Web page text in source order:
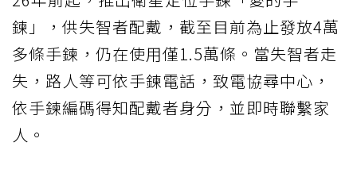
鍊」，供失智者配戴，截至目前為止發放4萬
多條手鍊，仍在使用僅1.5萬條。當失智者走
失，路人等可依手鍊電話，致電協尋中心，
依手鍊編碼得知配戴者身分，並即時聯繫家
人。